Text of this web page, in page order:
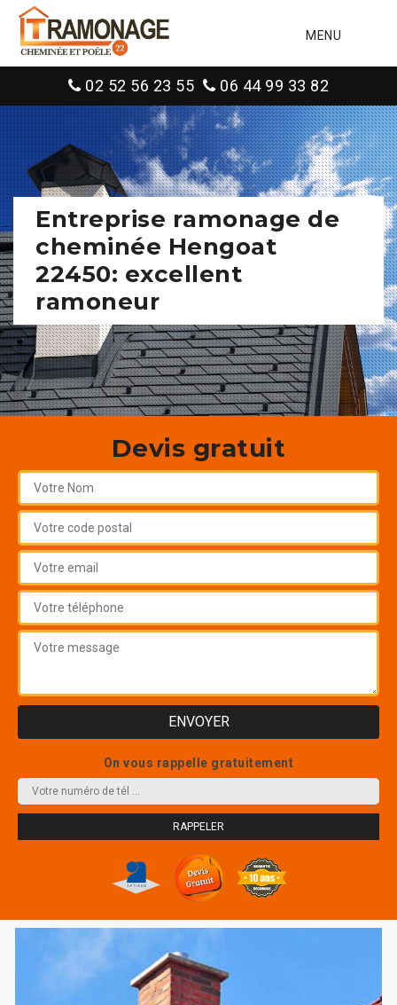
MENU
02 52 56 23 55 06 44 99 33 82
Entreprise ramonage de
cheminée Hengoat
22450: excellent
ramoneur
Devis gratuit
On vous rappelle gratuitement